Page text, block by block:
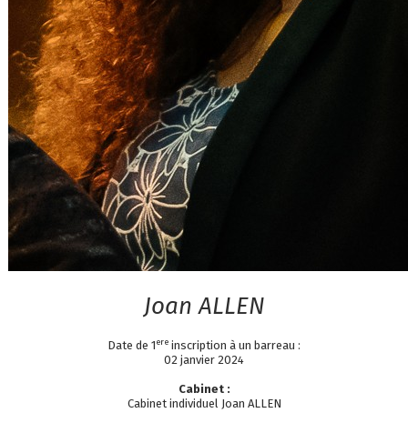
Joan ALLEN
Date de 1ere inscription à un barreau :
02 janvier 2024
Cabinet :
Cabinet individuel Joan ALLEN